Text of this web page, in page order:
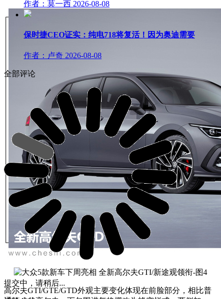
高尔夫GTI/GTE/GTD外观主要变化体现在前脸部分，相比普
作者：莫一西 2026-08-08
保时捷CEO证实：纯电718将复活！因为奥迪需要
作者：卢奇 2026-08-08
全部评论
提交中，请稍后...